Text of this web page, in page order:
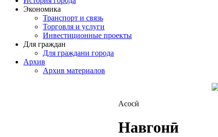
Экономика
Транспорт и связь
Торговля и услуги
Инвестиционные проекты
Для граждан
Для граждани города
Архив
Архив материалов
Асосӣ
Навгонӣ